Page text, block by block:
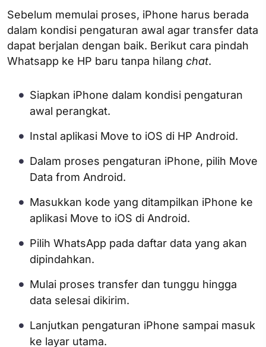
Sebelum memulai proses, iPhone harus berada
dalam kondisi pengaturan awal agar transfer data
dapat berjalan dengan baik. Berikut cara pindah
Whatsapp ke HP baru tanpa hilang chat.
Siapkan iPhone dalam kondisi pengaturan
awal perangkat.
Instal aplikasi Move to iOS di HP Android.
Dalam proses pengaturan iPhone, pilih Move
Data from Android.
Masukkan kode yang ditampilkan iPhone ke
aplikasi Move to iOS di Android.
Pilih WhatsApp pada daftar data yang akan
dipindahkan.
Mulai proses transfer dan tunggu hingga
data selesai dikirim.
Lanjutkan pengaturan iPhone sampai masuk
ke layar utama.